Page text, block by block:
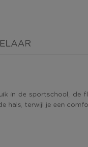
in de sportschool,
hals, terwijl je een